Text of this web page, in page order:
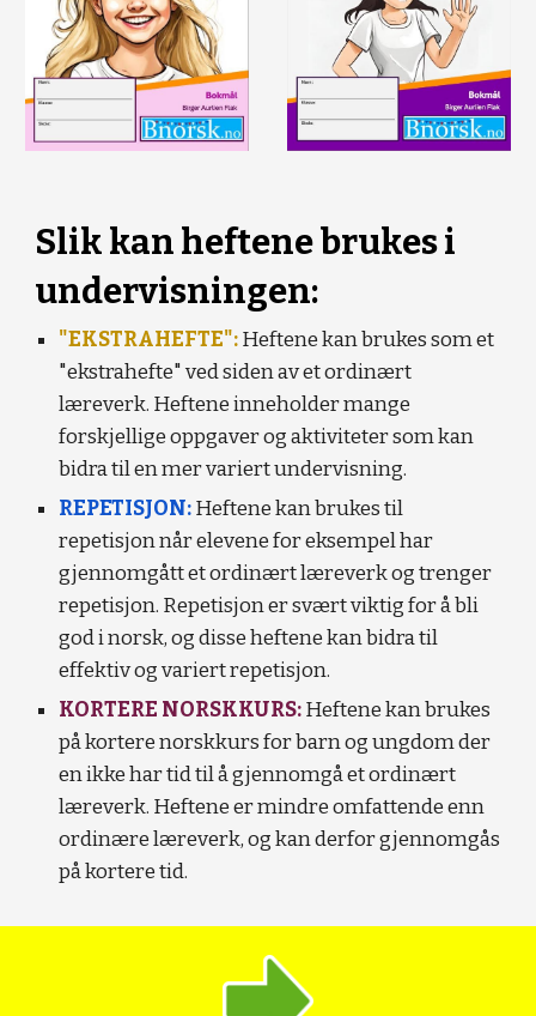
Slik kan heftene brukes i
undervisningen:
"EKSTRAHEFTE":Heftene kan brukes som et
"ekstrahefte" ved siden av et ordinært
læreverk. Heftene inneholder mange
forskjellige oppgaver og aktiviteter som kan
bidra til en mer variert undervisning.
REPETISJON:Heftene kan brukes til
repetisjon når elevene for eksempel har
gjennomgått et ordinært læreverk og trenger
repetisjon. Repetisjon er svært viktig for å bli
god i norsk, og disse heftene kan bidra til
effektiv og variert repetisjon.
KORTERE NORSKKURS:Heftene kan brukes
på kortere norskkurs for barn og ungdom der
en ikke har tid til å gjennomgå et ordinært
læreverk. Heftene er mindre omfattende enn
ordinære læreverk, og kan derfor gjennomgås
på kortere tid.